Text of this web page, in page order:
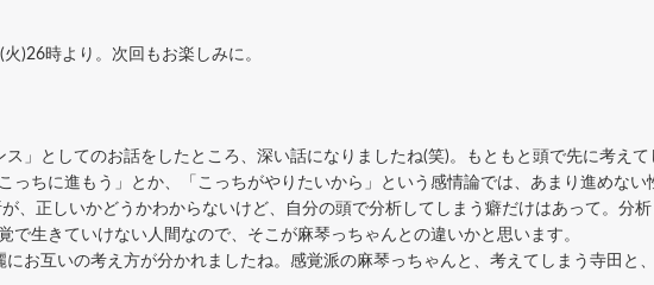
)26時より。次回もお楽しみに。
」としてのお話をしたところ、深い話になりましたね(笑)。もともと頭で先に考えて
っちに進もう」とか、「こっちがやりたいから」という感情論では、あまり進めな
、正しいかどうかわからないけど、自分の頭で分析してしまう癖だけはあって。分
で生きていけない人間なので、そこが麻琴っちゃんとの違いかと思います。
お互いの考え方が分かれましたね。感覚派の麻琴っちゃんと、考えてしまう寺田と